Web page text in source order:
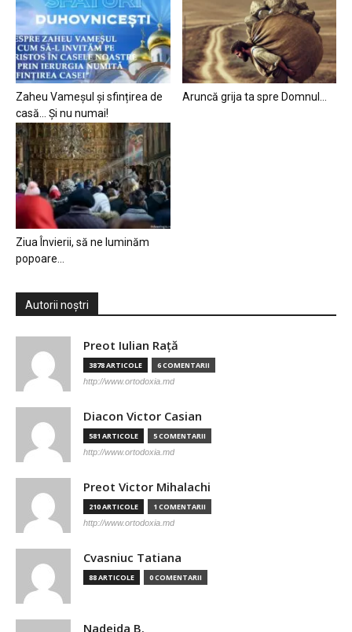
Zaheu Vameșul și sfințirea de
casă… Și nu numai!
Aruncă grija ta spre Domnul…
Ziua Învierii, să ne luminăm
popoare…
Autorii noștri
Preot Iulian Raţă
3878 ARTICOLE 6 COMENTARII
http://www.ortodoxia.md
Diacon Victor Casian
581 ARTICOLE 5 COMENTARII
http://www.ortodoxia.md
Preot Victor Mihalachi
210 ARTICOLE 1 COMENTARII
http://www.ortodoxia.md
Cvasniuc Tatiana
88 ARTICOLE 0 COMENTARII
Nadejda B.